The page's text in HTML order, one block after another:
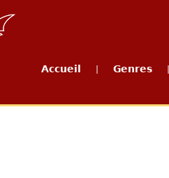
Accueil Genres